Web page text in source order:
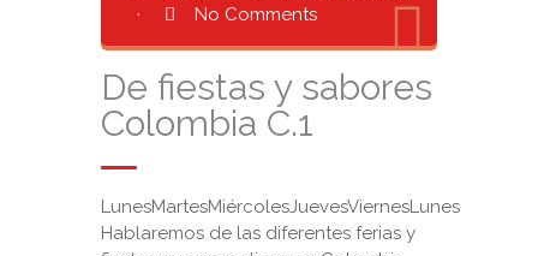
·
No Comments
De fiestas y sabores
Colombia C.1
LunesMartesMiércolesJuevesViernesLunes
Hablaremos de las diferentes ferias y